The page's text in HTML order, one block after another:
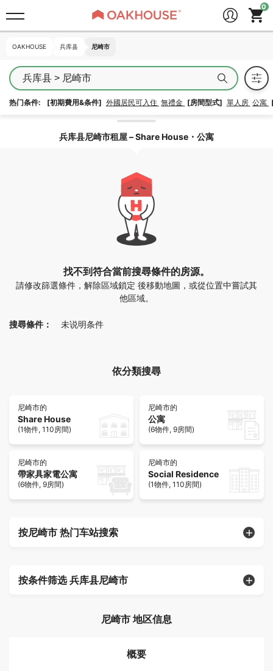
OAKHOUSE 兵库县 尼崎市
兵库县 > 尼崎市
热门条件: [初期費用&条件] 外國居民可入住 無禮金 [房間型式] 單人房 公寓
解除區域鎖定
兵库县尼崎市租屋 – Share House・公寓
找不到符合當前搜尋條件的房源。
請修改篩選條件，解除區域鎖定 後移動地圖，或從位置中嘗試其
他區域。
搜尋條件： 未说明条件
依分類搜尋
尼崎市的
Share House
(1物件, 110房間)
尼崎市的
公寓
(6物件, 9房間)
尼崎市的
帶家具家電公寓
(6物件, 9房間)
尼崎市的
Social Residence
(1物件, 110房間)
按尼崎市 热门车站搜索
按条件筛选 兵库县尼崎市
尼崎市 地区信息
概要
OAKHOUSE 兵库县 尼崎市